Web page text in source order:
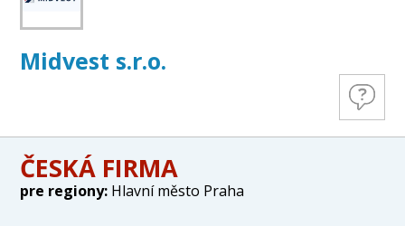
Midvest s.r.o.
ČESKÁ FIRMA
pre regiony: Hlavní město Praha